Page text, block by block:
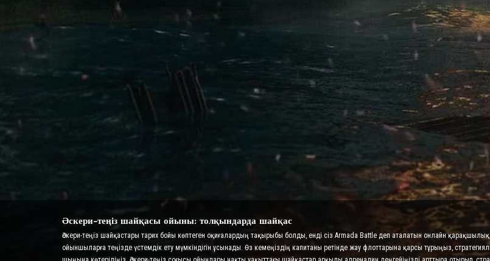
Әскери-теңіз шайқасы ойыны: толқындарда шайқас
Әскери-теңіз шайқастары тарих бойы көптеген оқиғалардың тақырыбы болды, енді сіз Armada Battle деп аталатын онлайн
ойыншыларға теңізде үстемдік ету мүмкіндігін ұсынады. Өз кемеңіздің капитаны ретінде жау флоттарына қарсы тұрыңыз,